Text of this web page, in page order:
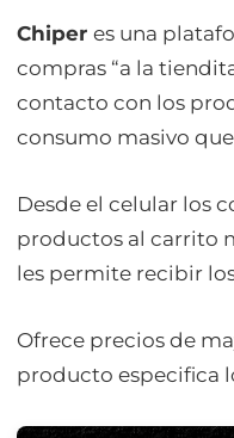
Chiper es una
compras “a la
contacto con los
consumo masivo
Desde el celular los
productos al carrito
les permite recibir
Ofrece precios de
producto especifica